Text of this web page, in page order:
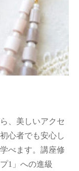
、美しいアクセ
心者でも安心し
べます。講座修
1」への進級